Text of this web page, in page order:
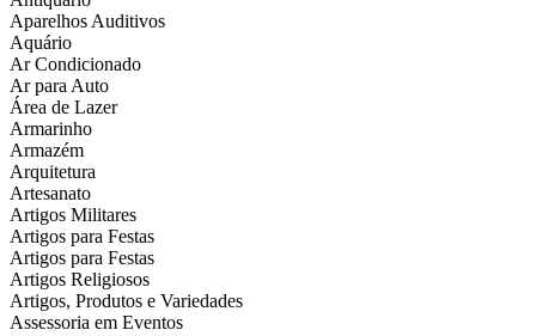
Aparelhos Auditivos
Aquário
Ar Condicionado
Ar para Auto
Área de Lazer
Armarinho
Armazém
Arquitetura
Artesanato
Artigos Militares
Artigos para Festas
Artigos para Festas
Artigos Religiosos
Artigos, Produtos e Variedades
Assessoria em Eventos